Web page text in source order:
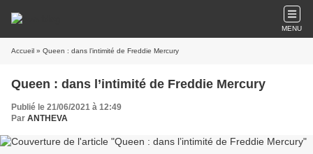
MENU
Accueil » Queen : dans l’intimité de Freddie Mercury
Queen : dans l’intimité de Freddie Mercury
Publié le 21/06/2021 à 12:49
Par ANTHEVA